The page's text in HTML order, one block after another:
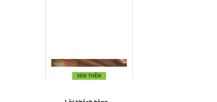
XEM THÊM